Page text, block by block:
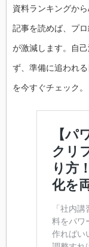
資料ランキングか
記事を読めば、プ
が激減します。自
ず、準備に追われ
を今すぐチェック。